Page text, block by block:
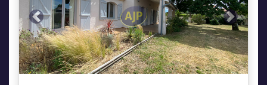
Previous Next